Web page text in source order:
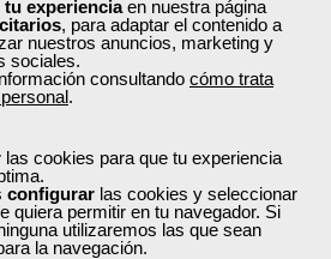
tu experienciaen nuestra página
, para adaptar el contenido a
nuestros anuncios, marketing y
sociales.
consultando cómo trata
.
las cookies para que tu experiencia
configurar las cookies y seleccionar
quiera permitir en tu navegador. Si
utilizaremos las que sean
la navegación.
en Femxa cuando se
desde el SEPE?
aspecto diferencial de los
son prácticos y tienen